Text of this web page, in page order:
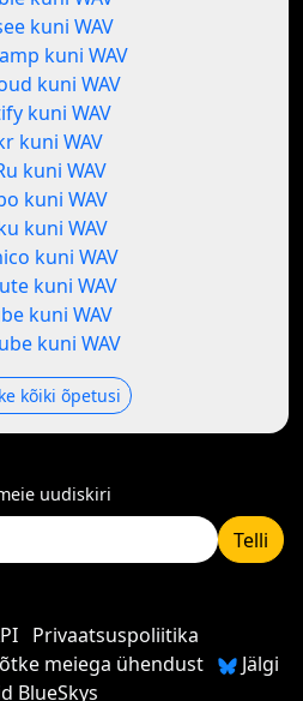
kuni WAV
kuni WAV
kuni WAV
kuni WAV
kuni WAV
kuni WAV
kuni WAV
kuni WAV
kuni WAV
kuni WAV
kuni WAV
kuni WAV
kõiki õpetusi
uudiskiri
Telli
Privaatsuspoliitika
meiega ühendust
Jälgi
BlueSkys